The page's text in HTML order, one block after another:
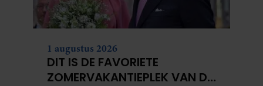
1 augustus 2026
DIT IS DE FAVORIETE
ZOMERVAKANTIEPLEK VAN DE